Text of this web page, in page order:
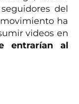
del
movimiento ha
videos en
entrarían al